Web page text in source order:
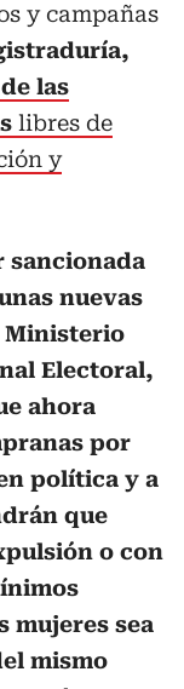
y campañas
las
libres de
y
sancionada
nuevas
Ministerio
Electoral,
ahora
por
política y a
que
o con
mujeres sea
mismo